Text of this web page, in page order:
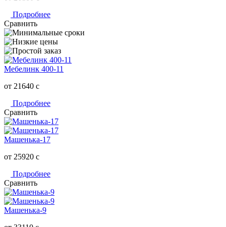
Подробнее
Сравнить
Мебелинк 400-11
от 21640 c
Подробнее
Сравнить
Машенька-17
от 25920 c
Подробнее
Сравнить
Машенька-9